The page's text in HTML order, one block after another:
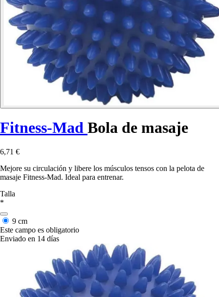
Fitness-Mad Bola de masaje
6,71 €
Mejore su circulación y libere los músculos tensos con la pelota de
masaje Fitness-Mad. Ideal para entrenar.
Talla
*
9 cm
Este campo es obligatorio
Enviado en 14 días